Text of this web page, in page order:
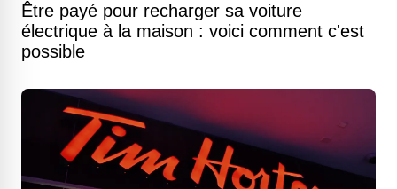
Être payé pour recharger sa voiture
électrique à la maison : voici comment c'est
possible